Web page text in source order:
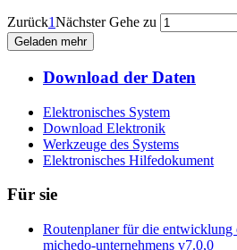
Zurück1Nächster Gehe zu
Geladen mehr
Download der Daten
Elektronisches System
Download Elektronik
Werkzeuge des Systems
Elektronisches Hilfedokument
Für sie
Routenplaner für die entwicklung
michedo-unternehmens v7.0,0